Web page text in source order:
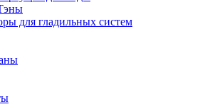
для гладильных систем